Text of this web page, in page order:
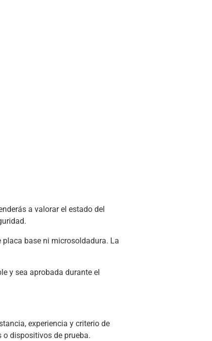
a valorar el estado del
base ni microsoldadura. La
y sea aprobada durante el
experiencia y criterio de
dispositivos de prueba.